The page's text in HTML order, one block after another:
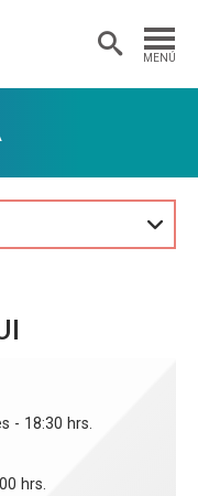
MENÚ
- 18:30 hrs.
hrs.